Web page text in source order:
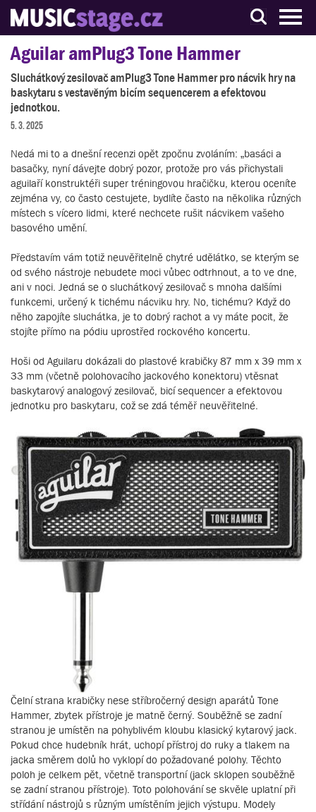
S muzikanty pro muzikanty
Aguilar amPlug3 Tone Hammer
Sluchátkový zesilovač amPlug3 Tone Hammer pro nácvik hry na
baskytaru s vestavěným bicím sequencerem a efektovou
jednotkou.
5. 3. 2025
Nedá mi to a dnešní recenzi opět zpočnu zvoláním: „basáci a
basačky, nyní dávejte dobrý pozor, protože pro vás přichystali
aguilaří konstruktéři super tréningovou hračičku, kterou oceníte
zejména vy, co často cestujete, bydlíte často na několika různých
místech s vícero lidmi, které nechcete rušit nácvikem vašeho
basového umění.
Představím vám totiž neuvěřitelně chytré udělátko, se kterým se
od svého nástroje nebudete moci vůbec odtrhnout, a to ve dne,
ani v noci. Jedná se o sluchátkový zesilovač s mnoha dalšími
funkcemi, určený k tichému nácviku hry. No, tichému? Když do
něho zapojíte sluchátka, je to dobrý rachot a vy máte pocit, že
stojíte přímo na pódiu uprostřed rockového koncertu.
Hoši od Aguilaru dokázali do plastové krabičky 87 mm x 39 mm x
33 mm (včetně polohovacího jackového konektoru) vtěsnat
baskytarový analogový zesilovač, bicí sequencer a efektovou
jednotku pro baskytaru, což se zdá téměř neuvěřitelné.
Čelní strana krabičky nese stříbročerný design aparátů Tone
Hammer, zbytek přístroje je matně černý. Souběžně se zadní
stranou je umístěn na pohyblivém kloubu klasický kytarový jack.
Pokud chce hudebník hrát, uchopí přístroj do ruky a tlakem na
jacka směrem dolů ho vyklopí do požadované polohy. Těchto
poloh je celkem pět, včetně transportní (jack sklopen souběžně
se zadní stranou přístroje). Toto polohování se skvěle uplatní při
střídání nástrojů s různým umístěním jejich výstupu. Modely